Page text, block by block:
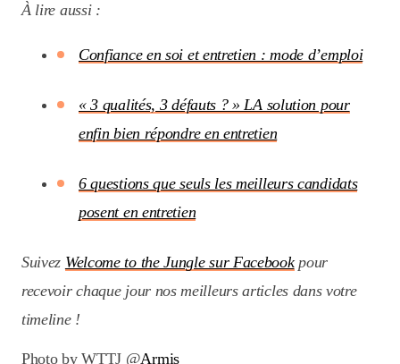
À lire aussi :
Confiance en soi et entretien : mode d’emploi
« 3 qualités, 3 défauts ? » LA solution pour
enfin bien répondre en entretien
6 questions que seuls les meilleurs candidats
posent en entretien
Suivez Welcome to the Jungle sur Facebookpour
recevoir chaque jour nos meilleurs articles dans votre
timeline !
Photo by WTTJ @Armis